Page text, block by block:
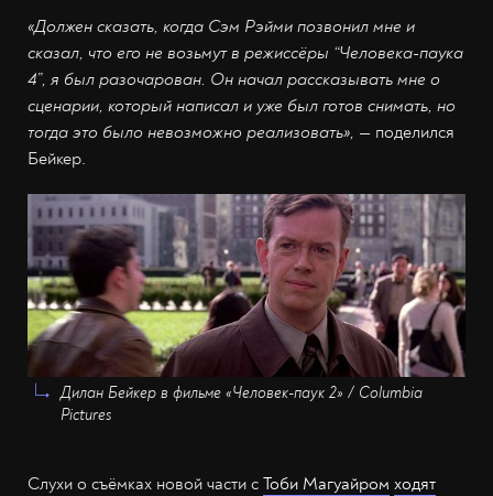
«Должен сказать, когда Сэм Рэйми позвонил мне и
сказал, что его не возьмут в режиссёры “Человека-паука
4”, я был разочарован. Он начал рассказывать мне о
сценарии, который написал и уже был готов снимать, но
тогда это было невозможно реализовать», — поделился
Бейкер.
Дилан Бейкер в фильме «Человек-паук 2» / Columbia
Pictures
Слухи о съёмках новой части с Тоби Магуайром ходят